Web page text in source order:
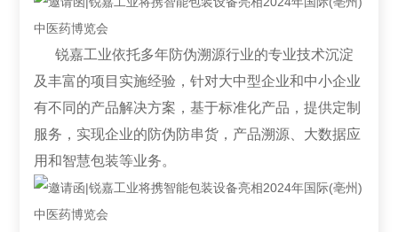
锐嘉工业依托多年防伪溯源行业的专业技术沉淀
及丰富的项目实施经验，针对大中型企业和中小企业
有不同的产品解决方案，基于标准化产品，提供定制
服务，实现企业的防伪防串货，产品溯源、大数据应
用和智慧包装等业务。